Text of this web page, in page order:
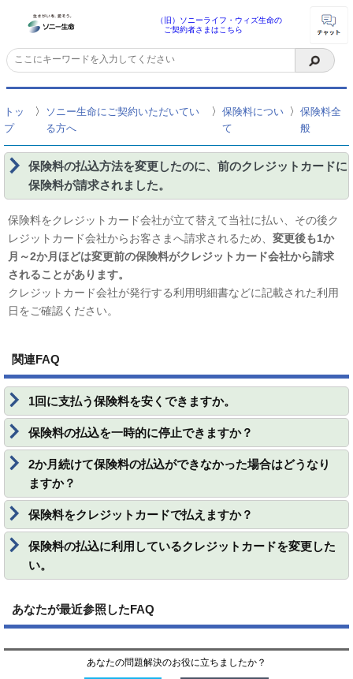
（旧）ソニーライフ・ウィズ生命の
ご契約者さまはこちら
トッ
プ
〉
ソニー生命にご契約いただいてい
る方へ
〉保険料につい
て
〉保険料全
般
保険料の払込方法を変更したのに、前のクレジットカードに
保険料が請求されました。
保険料をクレジットカード会社が立て替えて当社に払い、その後ク
レジットカード会社からお客さまへ請求されるため、 変更後も1か
月～2か月ほどは変更前の保険料がクレジットカード会社から請求
されることがあります。
クレジットカード会社が発行する利用明細書などに記載された利用
日をご確認ください。
関連FAQ
1回に支払う保険料を安くできますか。
保険料の払込を一時的に停止できますか？
2か月続けて保険料の払込ができなかった場合はどうなり
ますか？
保険料をクレジットカードで払えますか？
保険料の払込に利用しているクレジットカードを変更した
い。
あなたが最近参照したFAQ
あなたの問題解決のお役に立ちましたか？